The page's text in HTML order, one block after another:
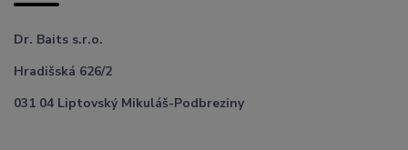
Dr. Baits s.r.o.
Hradišská 626/2
031 04 Liptovský Mikuláš-Podbreziny